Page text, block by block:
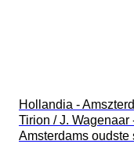
Hollandia -
Tirion / J. Wagenaar
Amsterdams oudste